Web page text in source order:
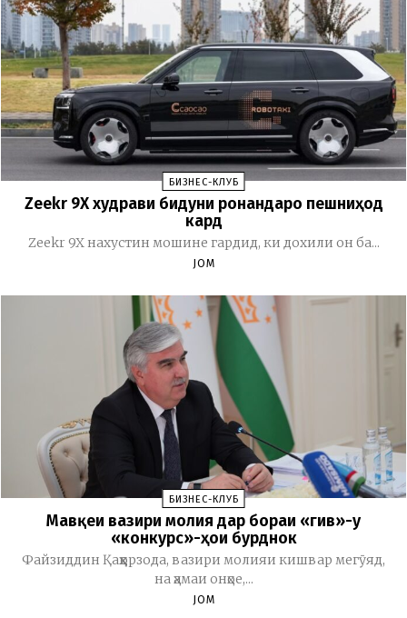
БИЗНЕС-КЛУБ
Zeekr 9X худрави бидуни ронандаро пешниҳод
кард
Zeekr 9X нахустин мошине гардид, ки дохили он ба...
JOM
БИЗНЕС-КЛУБ
Мавқеи вазири молия дар бораи «гив»-у
«конкурс»-ҳои бурднок
Файзиддин Қаҳҳорзода, вазири молияи кишвар мегӯяд,
на ҳамаи онҳое,...
JOM